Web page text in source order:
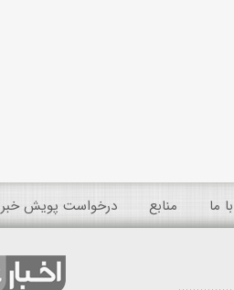
ما منابع درخواست پویش خبر